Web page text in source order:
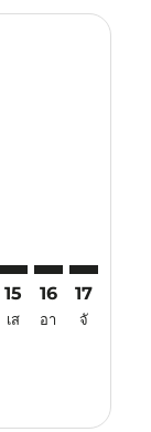
15
เส
16
อา
17
จั